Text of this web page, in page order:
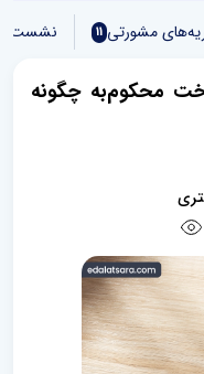
مشورتی 11
محکوم‌به چگونه